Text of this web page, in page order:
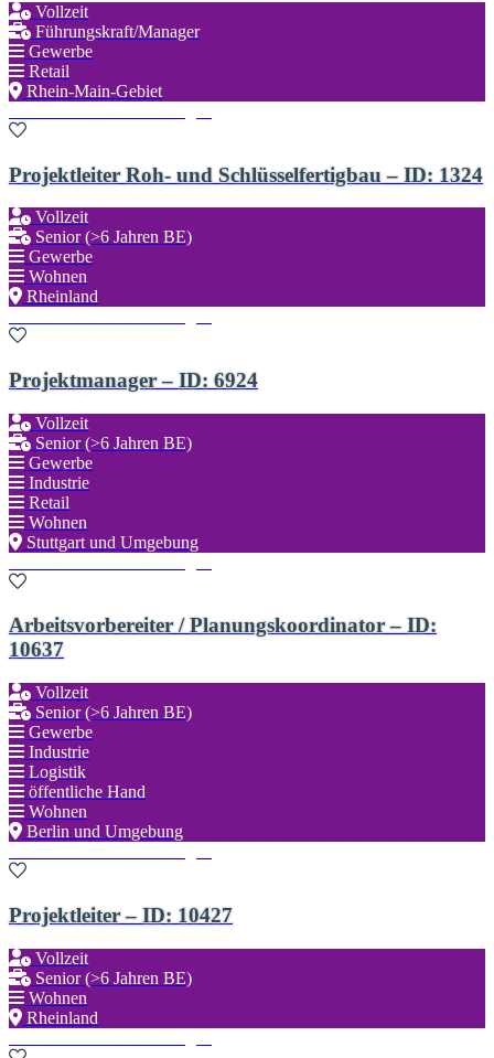
Vollzeit
Führungskraft/Manager
Gewerbe
Retail
Rhein-Main-Gebiet
Projektleiter Roh- und Schlüsselfertigbau – ID: 1324
Vollzeit
Senior (>6 Jahren BE)
Gewerbe
Wohnen
Rheinland
Projektmanager – ID: 6924
Vollzeit
Senior (>6 Jahren BE)
Gewerbe
Industrie
Retail
Wohnen
Stuttgart und Umgebung
Arbeitsvorbereiter / Planungskoordinator – ID:
10637
Vollzeit
Senior (>6 Jahren BE)
Gewerbe
Industrie
Logistik
öffentliche Hand
Wohnen
Berlin und Umgebung
Projektleiter – ID: 10427
Vollzeit
Senior (>6 Jahren BE)
Wohnen
Rheinland